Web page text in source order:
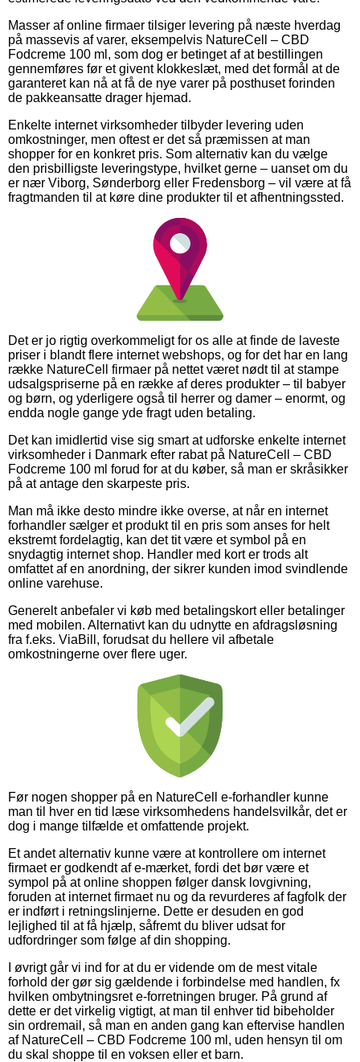
Masser af online firmaer tilsiger levering på næste hverdag
på massevis af varer, eksempelvis NatureCell – CBD
Fodcreme 100 ml, som dog er betinget af at bestillingen
gennemføres før et givent klokkeslæt, med det formål at de
garanteret kan nå at få de nye varer på posthuset forinden
de pakkeansatte drager hjemad.
Enkelte internet virksomheder tilbyder levering uden
omkostninger, men oftest er det så præmissen at man
shopper for en konkret pris. Som alternativ kan du vælge
den prisbilligste leveringstype, hvilket gerne – uanset om du
er nær Viborg, Sønderborg eller Fredensborg – vil være at få
fragtmanden til at køre dine produkter til et afhentningssted.
Det er jo rigtig overkommeligt for os alle at finde de laveste
priser i blandt flere internet webshops, og for det har en lang
række NatureCell firmaer på nettet været nødt til at stampe
udsalgspriserne på en række af deres produkter – til babyer
og børn, og yderligere også til herrer og damer – enormt, og
endda nogle gange yde fragt uden betaling.
Det kan imidlertid vise sig smart at udforske enkelte internet
virksomheder i Danmark efter rabat på NatureCell – CBD
Fodcreme 100 ml forud for at du køber, så man er skråsikker
på at antage den skarpeste pris.
Man må ikke desto mindre ikke overse, at når en internet
forhandler sælger et produkt til en pris som anses for helt
ekstremt fordelagtig, kan det tit være et symbol på en
snydagtig internet shop. Handler med kort er trods alt
omfattet af en anordning, der sikrer kunden imod svindlende
online varehuse.
Generelt anbefaler vi køb med betalingskort eller betalinger
med mobilen. Alternativt kan du udnytte en afdragsløsning
fra f.eks. ViaBill, forudsat du hellere vil afbetale
omkostningerne over flere uger.
Før nogen shopper på en NatureCell e-forhandler kunne
man til hver en tid læse virksomhedens handelsvilkår, det er
dog i mange tilfælde et omfattende projekt.
Et andet alternativ kunne være at kontrollere om internet
firmaet er godkendt af e-mærket, fordi det bør være et
sympol på at online shoppen følger dansk lovgivning,
foruden at internet firmaet nu og da revurderes af fagfolk der
er indført i retningslinjerne. Dette er desuden en god
lejlighed til at få hjælp, såfremt du bliver udsat for
udfordringer som følge af din shopping.
I øvrigt går vi ind for at du er vidende om de mest vitale
forhold der gør sig gældende i forbindelse med handlen, fx
hvilken ombytningsret e-forretningen bruger. På grund af
dette er det virkelig vigtigt, at man til enhver tid bibeholder
sin ordremail, så man en anden gang kan eftervise handlen
af NatureCell – CBD Fodcreme 100 ml, uden hensyn til om
du skal shoppe til en voksen eller et barn.